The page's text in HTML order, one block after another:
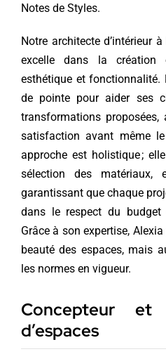
Notes de Styles.
Notre architecte d’intérieur
excelle dans la création
esthétique et fonctionnalité.
de pointe pour aider ses
transformations
satisfaction avant même
approche est holistique ;
sélection des
garantissant que chaque
dans le respect du
Grâce à son expertise,
beauté des espaces, mais
les normes en vigueur.
Concepteur et
d’espaces